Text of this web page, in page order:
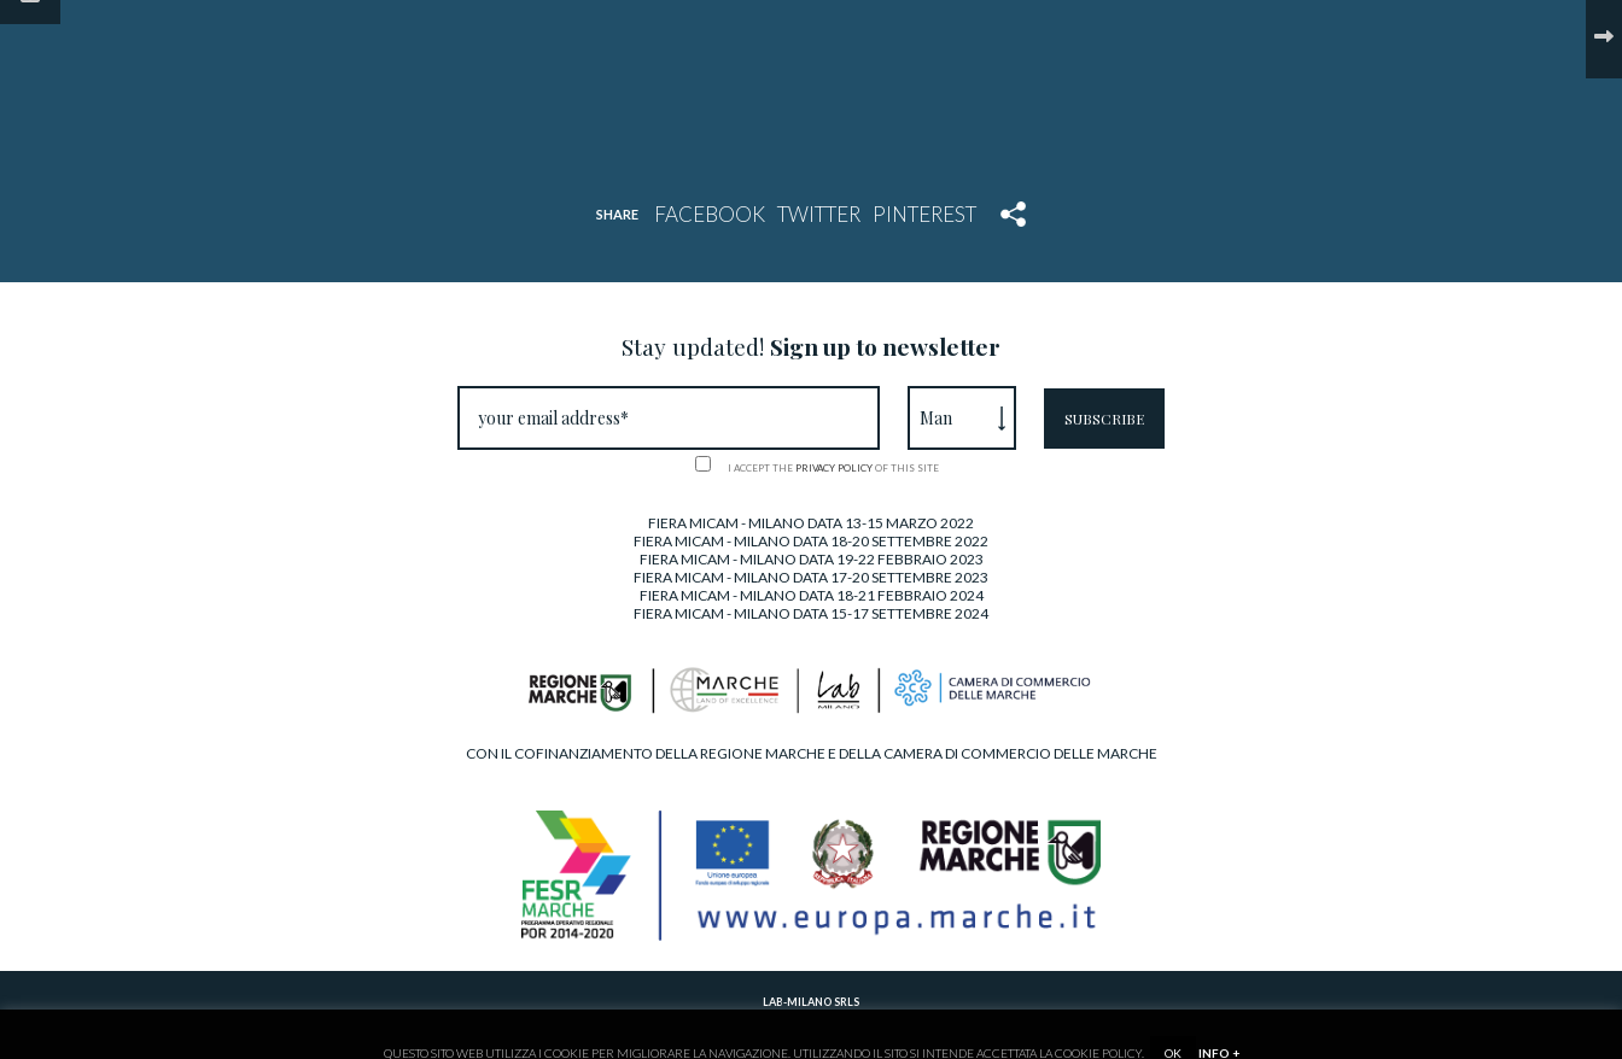
SHARE
Stay updated! Sign up to newsletter
I ACCEPT THE PRIVACY POLICY OF THIS SITE
FIERA MICAM - MILANO DATA 13-15 MARZO 2022
FIERA MICAM - MILANO DATA 18-20 SETTEMBRE 2022
FIERA MICAM - MILANO DATA 19-22 FEBBRAIO 2023
FIERA MICAM - MILANO DATA 17-20 SETTEMBRE 2023
FIERA MICAM - MILANO DATA 18-21 FEBBRAIO 2024
FIERA MICAM - MILANO DATA 15-17 SETTEMBRE 2024
CON IL COFINANZIAMENTO DELLA REGIONE MARCHE E DELLA CAMERA DI COMMERCIO DELLE MARCHE
LAB-MILANO SRLS
CONTRIBUTI INCASSATI NEL 2021
QUESTO SITO WEB UTILIZZA I COOKIE PER MIGLIORARE LA NAVIGAZIONE. UTILIZZANDO IL SITO SI INTENDE ACCETTATA LA COOKIE POLICY. OK INFO +